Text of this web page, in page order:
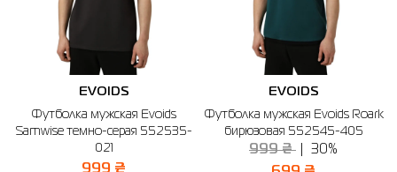
EVOIDS
Футболка мужская Evoids
Samwise темно-серая 552535-
021
999 ₴
EVOIDS
Футболка мужская Evoids Roark
бирюзовая 552545-405
999 ₴ 30%